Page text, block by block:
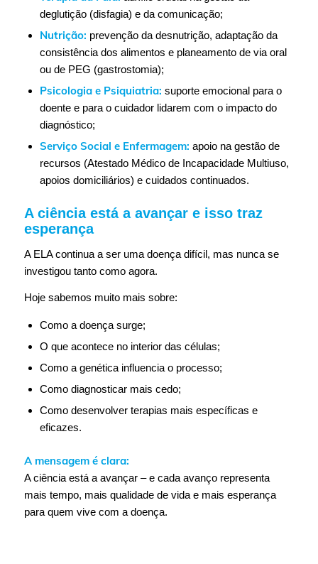
deglutição (disfagia) e da comunicação;
Nutrição: prevenção da desnutrição, adaptação da
consistência dos alimentos e planeamento de via oral
ou de PEG (gastrostomia);
Psicologiae Psiquiatria: suporte emocional para o
doente e para o cuidador lidarem com o impacto do
diagnóstico;
Serviço Social e Enfermagem: apoio na gestão de
recursos (Atestado Médico de Incapacidade Multiuso,
apoios domiciliários) e cuidados continuados.
A ciência está a avançar e isso traz
esperança
A ELA continua a ser uma doença difícil, mas nunca se
investigou tanto como agora.
Hoje sabemos muito mais sobre:
Como a doença surge;
O que acontece no interior das células;
Como a genética influencia o processo;
Como diagnosticar mais cedo;
Como desenvolver terapias mais específicas e
eficazes.
A mensagem é clara:
A ciência está a avançar – e cada avanço representa
mais tempo, mais qualidade de vida e mais esperança
para quem vive com a doença.